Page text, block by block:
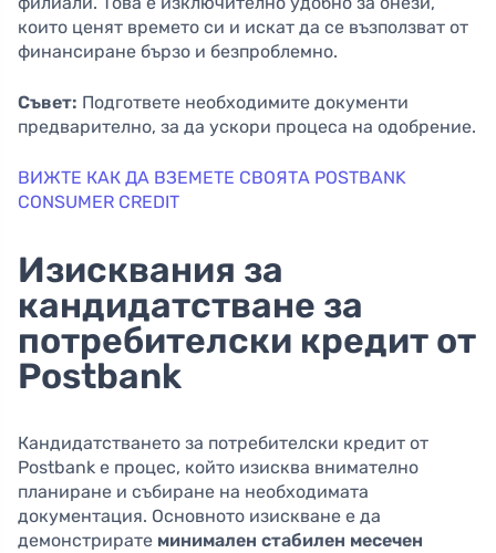
които ценят времето си и искат да се възползват от
финансиране бързо и безпроблемно.
Съвет: Подгответе необходимите документи
предварително, за да ускори процеса на одобрение.
ВИЖТЕ КАК ДА ВЗЕМЕТЕ СВОЯТА POSTBANK
CONSUMER CREDIT
Изисквания за
кандидатстване за
потребителски кредит от
Postbank
Кандидатстването за потребителски кредит от
Postbank е процес, който изисква внимателно
планиране и събиране на необходимата
документация. Основното изискване е да
демонстрирате минимален стабилен месечен